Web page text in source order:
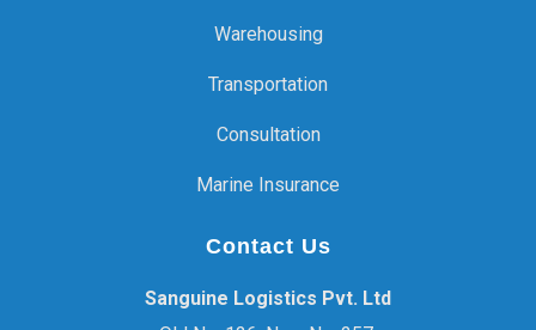
Warehousing
Transportation
Consultation
Marine Insurance
Contact Us
Sanguine Logistics Pvt. Ltd